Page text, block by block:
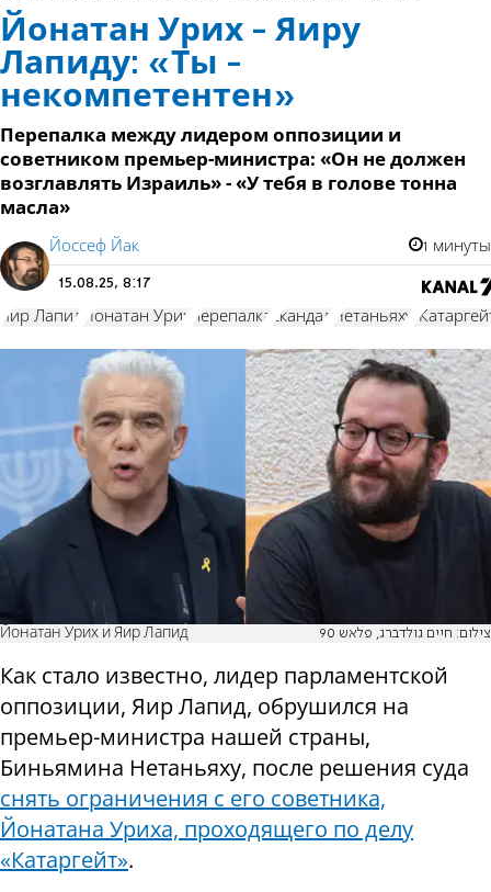
Йонатан Урих - Яиру
Лапиду: «Ты -
некомпетентен»
Перепалка между лидером оппозиции и
советником премьер-министра: «Он не должен
возглавлять Израиль» - «У тебя в голове тонна
масла»
Йоссеф Йак 1 минуты
15.08.25, 8:17
Яир Лапид Йонатан Урих перепалка скандал Нетаньяху
Йонатан Урих и Яир Лапид צילום: חיים גולדברג, פלאש 90
Как стало известно, лидер парламентской
оппозиции, Яир Лапид, обрушился на
премьер-министра нашей страны,
Биньямина Нетаньяху, после решения суда
снять ограничения с его советника,
Йонатана Уриха, проходящего по делу
«Катаргейт».